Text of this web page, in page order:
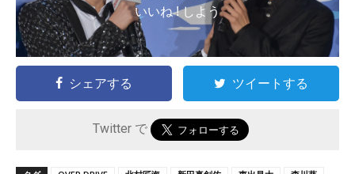
いいね ! しよう
シェアする ツイートする
Twitter で